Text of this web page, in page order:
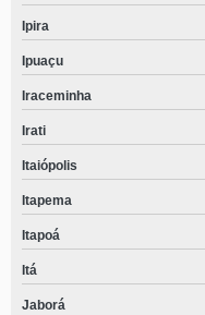
Ipira
Ipuaçu
Iraceminha
Irati
Itaiópolis
Itapema
Itapoá
Itá
Jaborá